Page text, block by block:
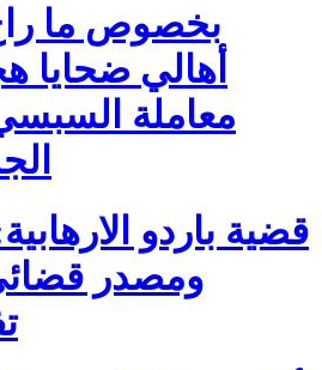
بخصوص ما
أهالي ضحايا
معاملة
قضية باردو
ومصدر